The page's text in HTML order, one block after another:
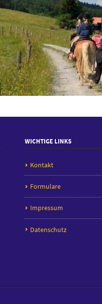
WICHTIGE LINKS
Kontakt
Formulare
Impressum
Datenschutz